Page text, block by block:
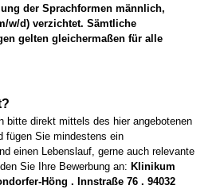
der Sprachformen männlich,
w/d) verzichtet. Sämtliche
gelten gleichermaßen für alle
bitte direkt mittels des hier angebotenen
fügen Sie mindestens ein
einen Lebenslauf, gerne auch relevante
Sie Ihre Bewerbung an: Klinikum
Höng . Innstraße 76 . 94032